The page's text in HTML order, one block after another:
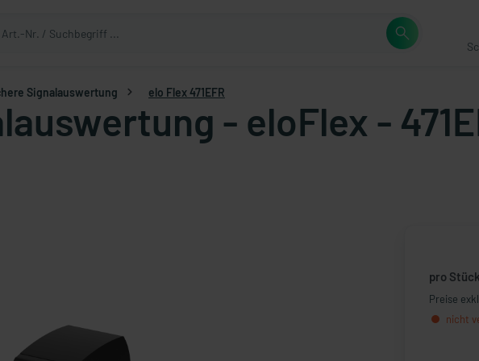
Signalauswertung elo Flex 471EFR
- eloFlex -
pro
Preise
nicht